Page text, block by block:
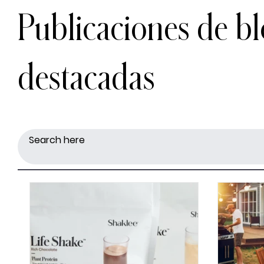
Publicaciones de
destacadas